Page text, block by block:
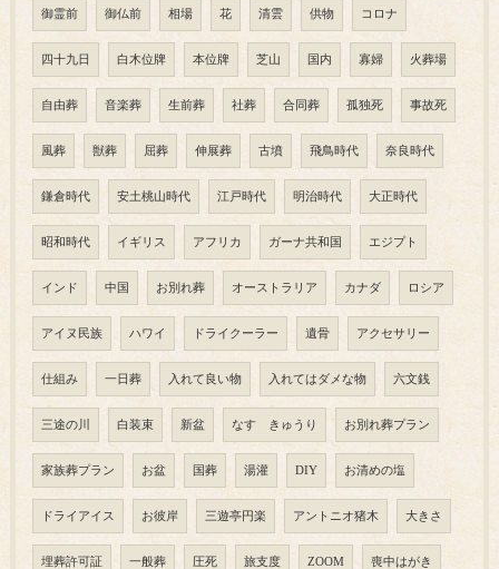
御霊前 御仏前 相場 花 清雲 供物 コロナ
四十九日 白木位牌 本位牌 芝山 国内 寡婦 火葬場
自由葬 音楽葬 生前葬 社葬 合同葬 孤独死 事故死
風葬 獣葬 屈葬 伸展葬 古墳 飛鳥時代 奈良時代
鎌倉時代 安土桃山時代 江戸時代 明治時代 大正時代
昭和時代 イギリス アフリカ ガーナ共和国 エジプト
インド 中国 お別れ葬 オーストラリア カナダ ロシア
アイヌ民族 ハワイ ドライクーラー 遺骨 アクセサリー
仕組み 一日葬 入れて良い物 入れてはダメな物 六文銭
三途の川 白装束 新盆 なす きゅうり お別れ葬プラン
家族葬プラン お盆 国葬 湯灌 DIY お清めの塩
ドライアイス お彼岸 三遊亭円楽 アントニオ猪木 大きさ
埋葬許可証 一般葬 圧死 旅支度 ZOOM 喪中はがき